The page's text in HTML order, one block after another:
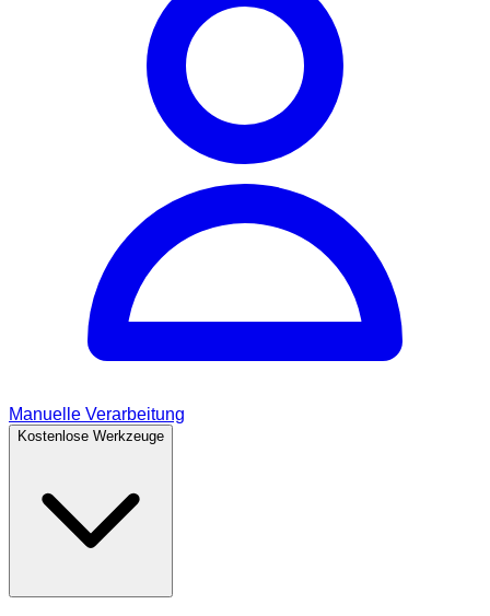
Manuelle Verarbeitung
Kostenlose Werkzeuge